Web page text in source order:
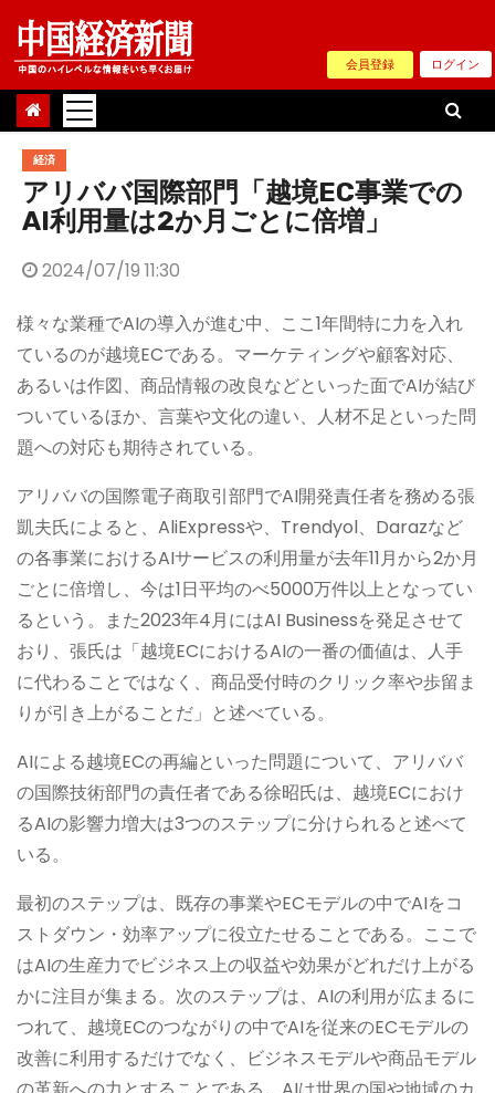
Skip
content
会員登録 ログイン
経済
アリババ国際部門「越境EC事業での
AI利用量は2か月ごとに倍増」
2024/07/19 11:30
様々な業種でAIの導入が進む中、ここ1年間特に力を入れ
ているのが越境ECである。マーケティングや顧客対応、
あるいは作図、商品情報の改良などといった面でAIが結び
ついているほか、言葉や文化の違い、人材不足といった問
題への対応も期待されている。
アリババの国際電子商取引部門でAI開発責任者を務める張
凱夫氏によると、AliExpressや、Trendyol、Darazなど
の各事業におけるAIサービスの利用量が去年11月から2か月
ごとに倍増し、今は1日平均のべ5000万件以上となってい
るという。また2023年4月にはAI Businessを発足させて
おり、張氏は「越境ECにおけるAIの一番の価値は、人手
に代わることではなく、商品受付時のクリック率や歩留ま
りが引き上がることだ」と述べている。
AIによる越境ECの再編といった問題について、アリババ
の国際技術部門の責任者である徐昭氏は、越境ECにおけ
るAIの影響力増大は3つのステップに分けられると述べて
いる。
最初のステップは、既存の事業やECモデルの中でAIをコ
ストダウン・効率アップに役立たせることである。ここで
はAIの生産力でビジネス上の収益や効果がどれだけ上がる
かに注目が集まる。次のステップは、AIの利用が広まるに
つれて、越境ECのつながりの中でAIを従来のECモデルの
改善に利用するだけでなく、ビジネスモデルや商品モデル